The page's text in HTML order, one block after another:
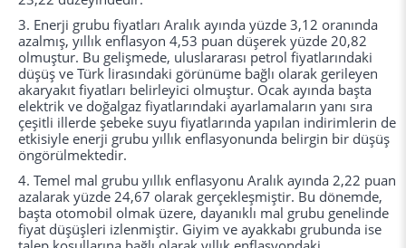
3. Enerji grubu fiyatları Aralık ayında yüzde 3,12 oranında
azalmış, yıllık enflasyon 4,53 puan düşerek yüzde 20,82
olmuştur. Bu gelişmede, uluslararası petrol fiyatlarındaki
düşüş ve Türk lirasındaki görünüme bağlı olarak gerileyen
akaryakıt fiyatları belirleyici olmuştur. Ocak ayında başta
elektrik ve doğalgaz fiyatlarındaki ayarlamaların yanı sıra
çeşitli illerde şebeke suyu fiyatlarında yapılan indirimlerin de
etkisiyle enerji grubu yıllık enflasyonunda belirgin bir düşüş
öngörülmektedir.
4. Temel mal grubu yıllık enflasyonu Aralık ayında 2,22 puan
azalarak yüzde 24,67 olarak gerçekleşmiştir. Bu dönemde,
başta otomobil olmak üzere, dayanıklı mal grubu genelinde
fiyat düşüşleri izlenmiştir. Giyim ve ayakkabı grubunda ise